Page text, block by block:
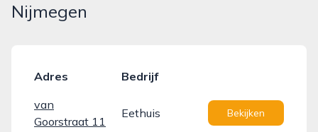
Nijmegen
Adres
Bedrijf
van
Goorstraat 11
Eethuis Bekijken